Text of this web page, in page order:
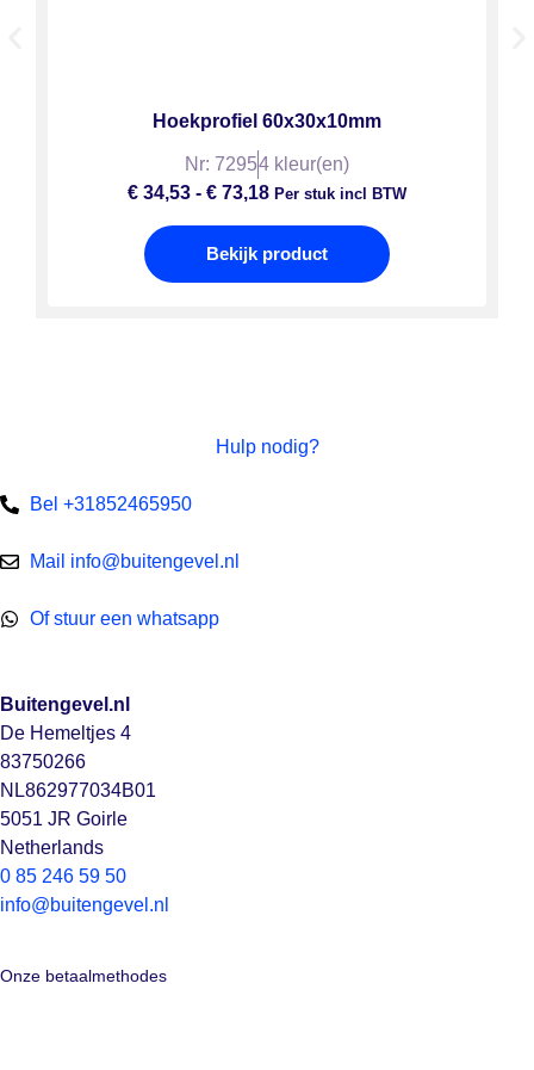
Hoekprofiel 60x30x10mm
Nr: 72954 kleur(en)
€ 34,53 - € 73,18 Per stuk incl BTW
Bekijk product
Hulp nodig?
Bel +31852465950
Mail info@buitengevel.nl
Of stuur een whatsapp
Buitengevel.nl
De Hemeltjes 4
83750266
NL862977034B01
5051 JR Goirle
Netherlands
0 85 246 59 50
info@buitengevel.nl
Onze betaalmethodes